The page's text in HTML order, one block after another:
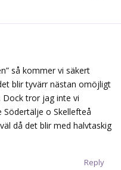
så kommer vi säkert
blir tyvärr nästan omöjligt
Dock tror jag inte vi
o Skellefteå
då det blir med halvtaskig
Reply